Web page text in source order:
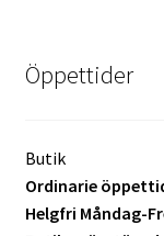
Öppettider
Butik
Ordinarie
Helgfri Måndag-